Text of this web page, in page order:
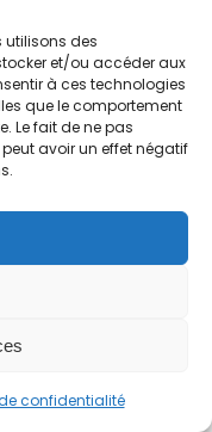
utilisons des
et/ou accéder aux
à ces technologies
que le comportement
Le fait de ne pas
avoir un effet négatif
confidentialité